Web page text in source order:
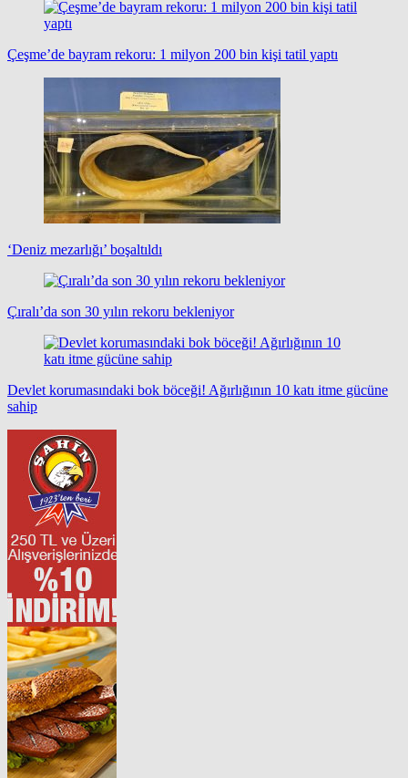
Çeşme’de bayram rekoru: 1 milyon 200 bin kişi tatil yaptı
‘Deniz mezarlığı’ boşaltıldı
Çıralı’da son 30 yılın rekoru bekleniyor
Devlet korumasındaki bok böceği! Ağırlığının 10 katı itme gücüne
sahip